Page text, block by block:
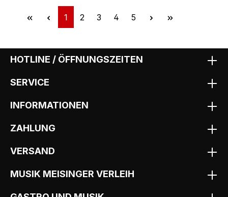
Seite
1 Seite
2 Seite
3 Seite
4 Seite
5
HOTLINE / ÖFFNUNGSZEITEN
SERVICE
INFORMATIONEN
ZAHLUNG
VERSAND
MUSIK MEISINGER VERLEIH